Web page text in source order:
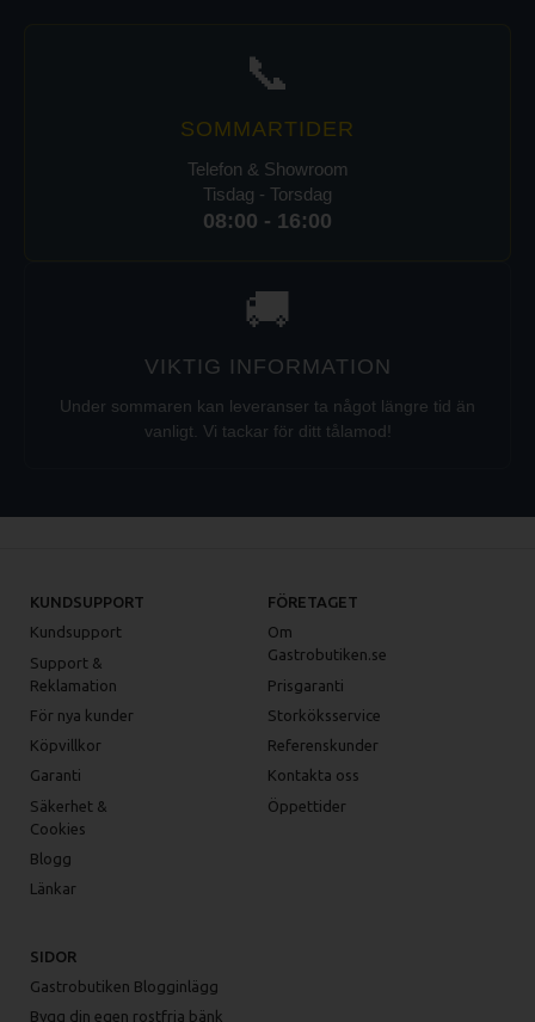
📞
SOMMARTIDER
Telefon & Showroom
Tisdag - Torsdag
08:00 - 16:00
🚚
VIKTIG INFORMATION
Under sommaren kan leveranser ta något längre tid än
vanligt. Vi tackar för ditt tålamod!
KUNDSUPPORT
Kundsupport
Support &
Reklamation
För nya kunder
Köpvillkor
Garanti
Säkerhet &
Cookies
Blogg
Länkar
FÖRETAGET
Om
Gastrobutiken.se
Prisgaranti
Storköksservice
Referenskunder
Kontakta oss
Öppettider
SIDOR
Gastrobutiken Blogginlägg
Bygg din egen rostfria bänk